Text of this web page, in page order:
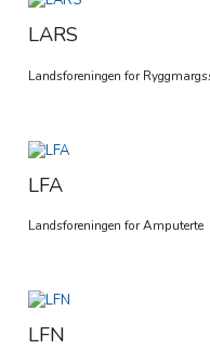
LARS
Landsforeningen for
LFA
Landsforeningen for Amputerte
LFN